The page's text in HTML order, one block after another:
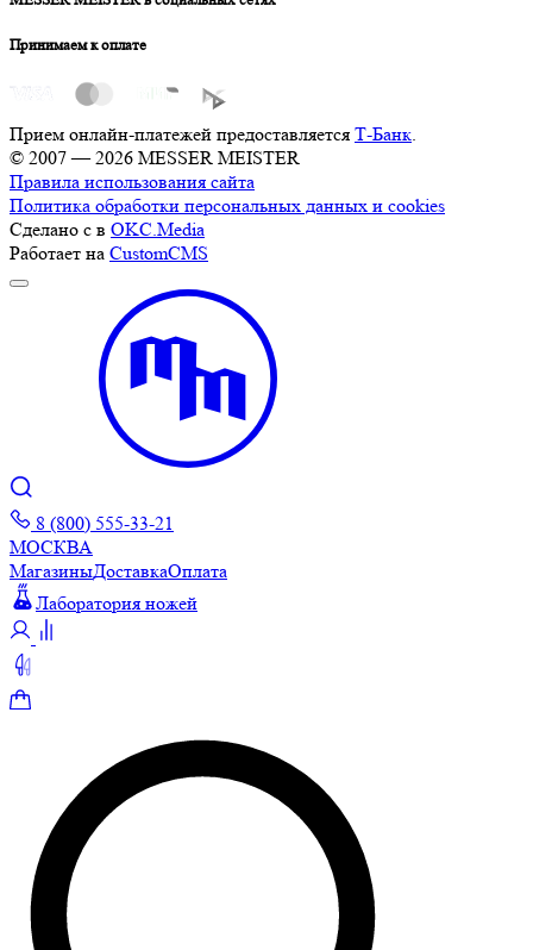
Принимаем к оплате
Прием онлайн-платежей предоставляется Т-Банк.
© 2007 — 2026 MESSER MEISTER
Правила использования сайта
Политика обработки персональных данных и cookies
Сделано с в OKC.Media
Работает на CustomCMS
8 (800) 555-33-21
МОСКВА
МагазиныДоставкаОплата
Лаборатория ножей